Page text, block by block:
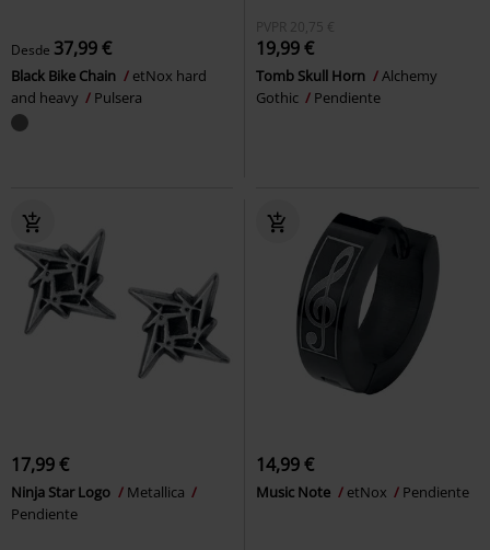
Desde 37,99 €
Black Bike Chain
etNox hard
and heavy
Pulsera
PVPR 20,75 €
19,99 €
Tomb Skull Horn
Alchemy
Gothic
Pendiente
17,99 €
Ninja Star Logo
Metallica
Pendiente
14,99 €
Music Note etNox Pendiente